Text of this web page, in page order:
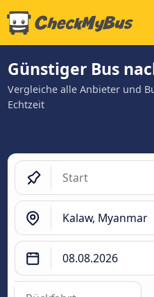
Günstiger Bus
Vergleiche alle Anbieter und
Echtzeit